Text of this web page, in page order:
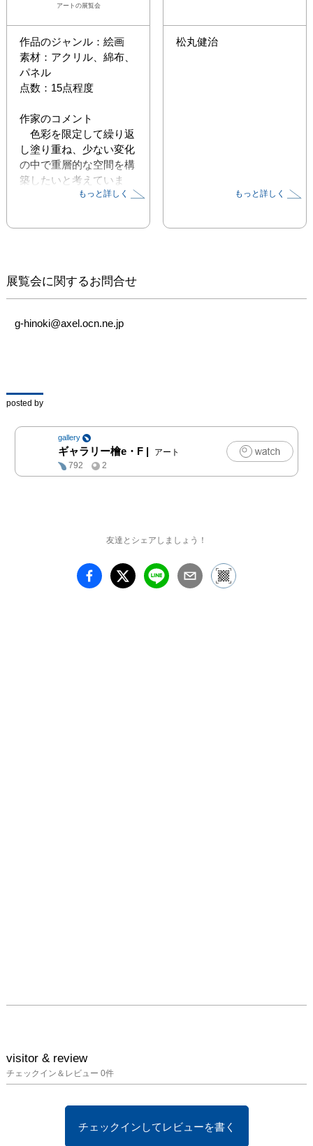
アート の展覧会
作品のジャンル：絵画
素材：アクリル、綿布、
パネル
点数：15点程度
作家のコメント
色彩を限定して繰り返
し塗り重ね、少ない変化
の中で重層的な空間を構
築したいと考えていま
上の座標軸として横のラ
ます。絵具のほか、水や
メディウムの混ぜ方、重
ね方やその順序によって
吸を合わせるようにして
制作しています。
鑑賞される皆様方に
は、均質な色面に向かう
緊張感と浮揚するうねり
の中から自由に想像を巡
もっと詳しく
松丸健治
もっと詳しく
展覧会に関するお問合せ
g-hinoki@axel.ocn.ne.jp
posted by
gallery
ギャラリー檜e・F |
アート
792
2
友達とシェアしましょう！
visitor & review
チェックイン＆レビュー 0件
チェックインしてレビューを書く